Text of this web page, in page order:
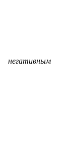
негативным